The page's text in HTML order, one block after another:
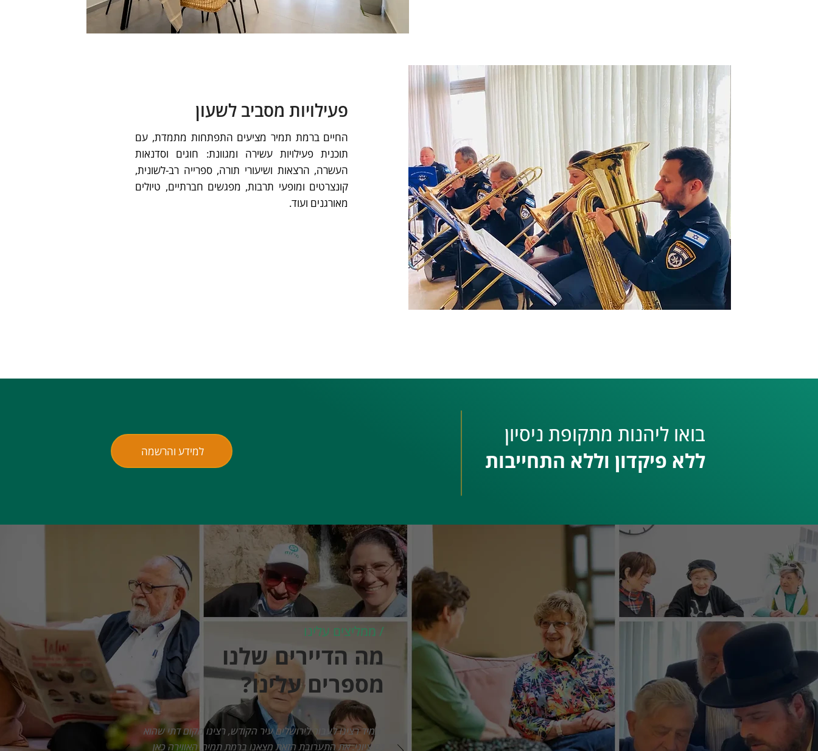
פעילויות מסביב לשעון
החיים ברמת תמיר מציעים התפתחות מתמדת, עם
תוכנית פעילויות עשירה ומגוונת: חוגים וסדנאות
העשרה, הרצאות ושיעורי תורה, ספרייה רב-לשונית,
קונצרטים ומופעי תרבות, מפגשים חברתיים, טיולים
מאורגנים ועוד.
למידע והרשמה
בואו ליהנות מתקופת ניסיון
ללא פיקדון וללא התחייבות
/ ממליצים עלינו
מה הדיירים שלנו
מספרים עלינו?
"תמיד רצינו לעבור לירושלים עיר הקודש, רצינו מקום דתי שהוא
גם ציוני. את התערובת הזאת מצאנו ברמת תמיר. האווירה כאן